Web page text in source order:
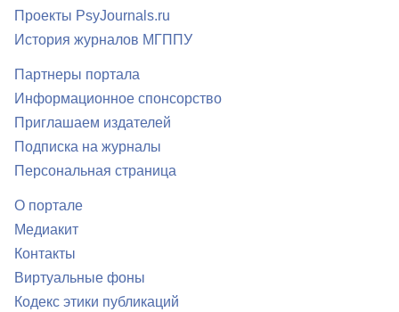
Проекты PsyJournals.ru
История журналов МГППУ
Партнеры портала
Информационное спонсорство
Приглашаем издателей
Подписка на журналы
Персональная страница
О портале
Медиакит
Контакты
Виртуальные фоны
Кодекс этики публикаций